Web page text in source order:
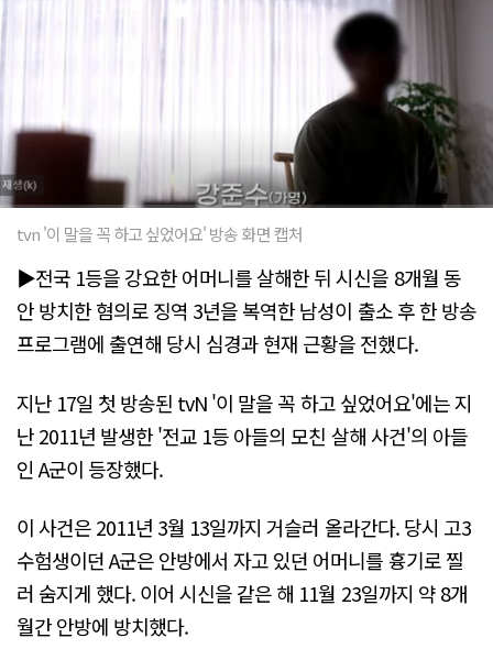
tvn '이 말을 꼭 하고 싶었어요' 방송 화면 캡처
▶전국 1등을 강요한 어머니를 살해한 뒤 시신을 8개월 동
안 방치한 혐의로 징역 3년을 복역한 남성이 출소 후 한 방송
프로그램에 출연해 당시 심경과 현재 근황을 전했다.
지난 17일 첫 방송된 tvN '이 말을 꼭 하고 싶었어요'에는 지
난 2011년 발생한 '전교 1등 아들의 모친 살해 사건'의 아들
인 A군이 등장했다.
이 사건은 2011년 3월 13일까지 거슬러 올라간다. 당시 고3
수험생이던 A군은 안방에서 자고 있던 어머니를 흉기로 찔
러 숨지게 했다. 이어 시신을 같은 해 11월 23일까지 약 8개
월간 안방에 방치했다.